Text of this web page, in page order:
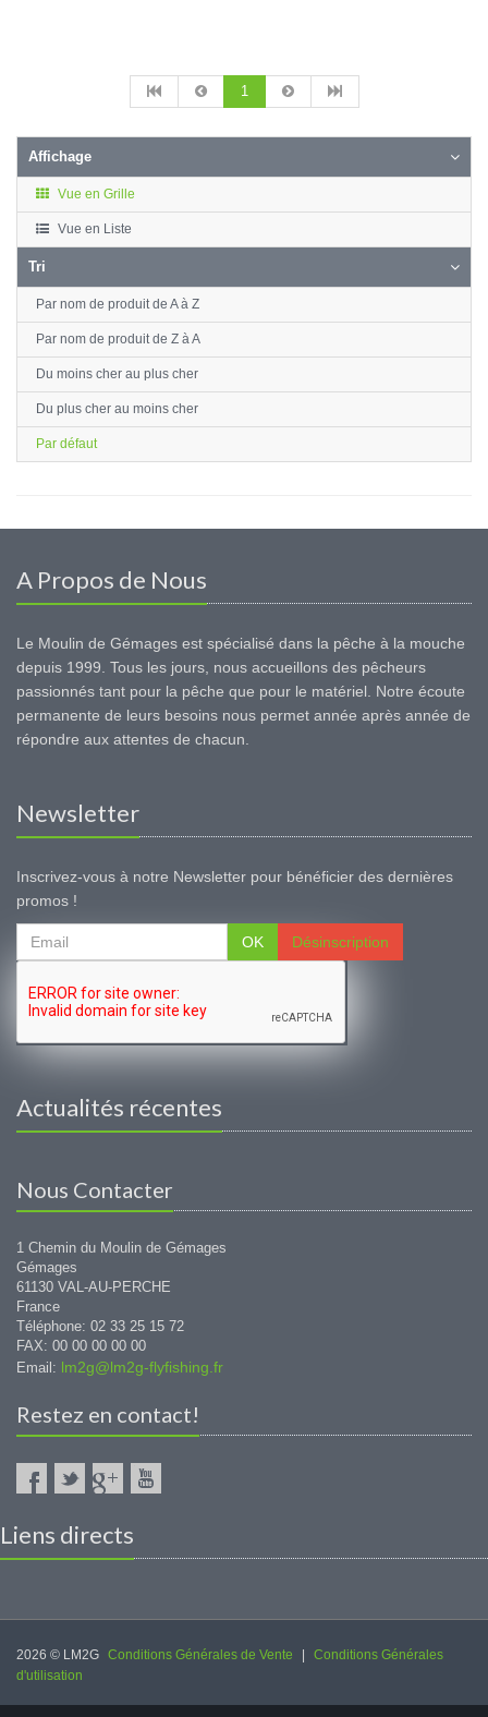
1
Affichage
Vue en Grille
Vue en Liste
Tri
Par nom de produit de A à Z
Par nom de produit de Z à A
Du moins cher au plus cher
Du plus cher au moins cher
Par défaut
A Propos de Nous
Le Moulin de Gémages est spécialisé dans la pêche à la mouche
depuis 1999. Tous les jours, nous accueillons des pêcheurs
passionnés tant pour la pêche que pour le matériel. Notre écoute
permanente de leurs besoins nous permet année après année de
répondre aux attentes de chacun.
Newsletter
Inscrivez-vous à notre Newsletter pour bénéficier des dernières
promos !
OK Désinscription
Actualités récentes
Nous Contacter
1 Chemin du Moulin de Gémages
Gémages
61130 VAL-AU-PERCHE
France
Téléphone: 02 33 25 15 72
FAX: 00 00 00 00 00
Email: lm2g@lm2g-flyfishing.fr
Restez en contact!
Liens directs
2026 © LM2G Conditions Générales de Vente
Conditions Générales
d'utilisation